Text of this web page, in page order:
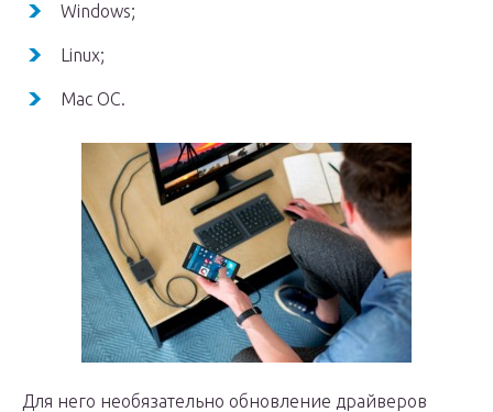
Windows;
Linux;
Mac OC.
Для него необязательно обновление драйверов